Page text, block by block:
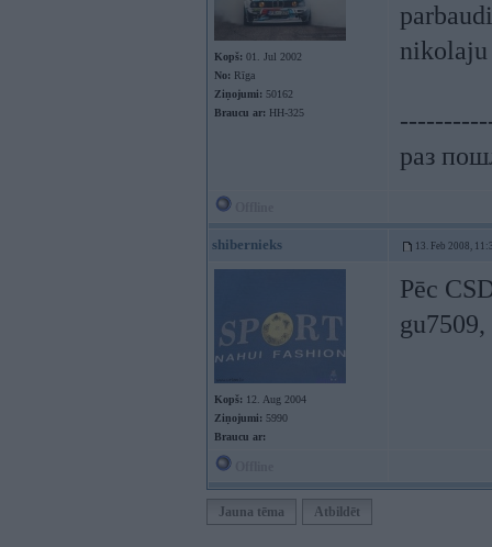
Kopš: 01. Jul 2002
No: Rīga
Ziņojumi: 50162
Braucu ar: HH-325
nikolaju
раз
shibernieks 13. Feb 2008,
Kopš: 12. Aug 2004
Ziņojumi: 5990
Braucu ar:
Pēc
Jauna tēma Atbildēt